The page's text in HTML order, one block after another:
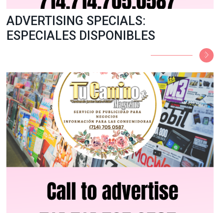
ADVERTISING SPECIALS:
ESPECIALES DISPONIBLES